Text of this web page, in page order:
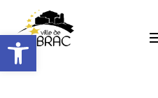
Ouvrir la barre d’outils